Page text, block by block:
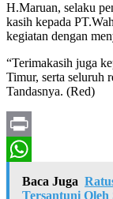
H.Maruan, selaku
kasih kepada
kegiatan dengan
“Terimakasih juga
Timur, serta seluruh
Tandasnya. (Red)
Print
WhatsApp
Baca Juga
Tersantuni Oleh